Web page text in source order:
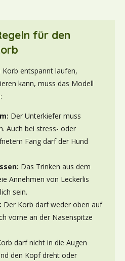
für den
entspannt laufen,
kann, muss das Modell
Der Unterkiefer muss
Auch bei stress- oder
Fang darf der Hund
Das Trinken aus dem
Annehmen von Leckerlis
sein.
Der Korb darf weder oben auf
vorne an der Nasenspitze
darf nicht in die Augen
den Kopf dreht oder